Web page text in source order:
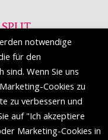
Einkaufsziel mit
Reihe von
Split erscheinen.
notwendige
für den
Wenn Sie uns
Cookies zu
zu verbessern und
auf "Ich akzeptiere
Marketing-Cookies in